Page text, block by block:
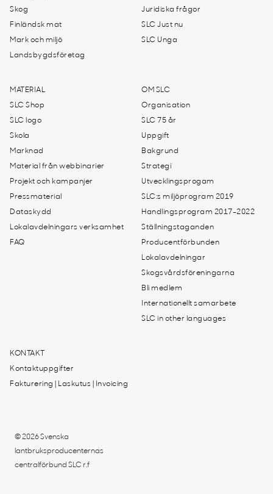
Skog
Finländsk mat
Mark och miljö
Landsbygdsföretag
Juridiska frågor
SLC Just nu
SLC Unga
MATERIAL
SLC Shop
SLC logo
Skola
Marknad
Material från webbinarier
Projekt och kampanjer
Pressmaterial
Dataskydd
Lokalavdelningars verksamhet
FAQ
OM SLC
Organisation
SLC 75 år
Uppgift
Bakgrund
Strategi
Utvecklingsprogam
SLC:s miljöprogram 2019
Handlingsprogram 2017-2022
Ställningstaganden
Producentförbunden
Lokalavdelningar
Skogsvårdsföreningarna
Bli medlem
Internationellt samarbete
SLC in other languages
KONTAKT
Kontaktuppgifter
Fakturering | Laskutus | Invoicing
© 2026 Svenska
lantbruksproducenternas
centralförbund SLC r.f